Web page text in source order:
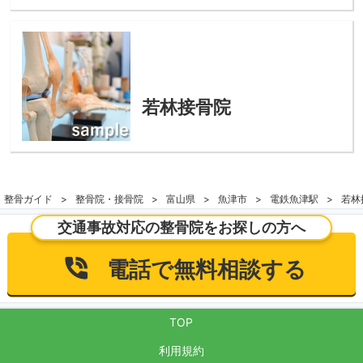
若林接骨院
整骨ガイド 整骨院・接骨院 富山県 魚津市 電鉄魚津駅 若林
交通事故対応の整骨院をお探しの方へ
電話で無料相談する
TOP
利用規約